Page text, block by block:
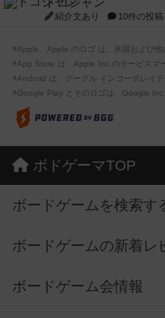
紹介文あり 10件の投稿
※Apple、Apple のロゴ は、米国および他
※App Store は、Apple Inc.のサービスマ
※Android は、グーグル インコーポレイ
※Google Play とそのロゴは、Google
ボドゲーマTOP
ボードゲームを検索す
ボードゲームの新着レ
ボードゲーム会情報